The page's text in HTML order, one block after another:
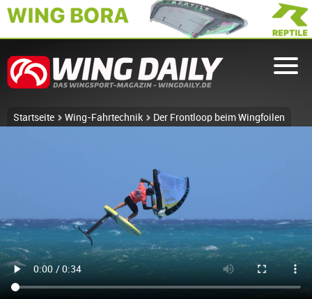
Startseite Wing-Fahrtechnik Der Frontloop beim Wingfoilen